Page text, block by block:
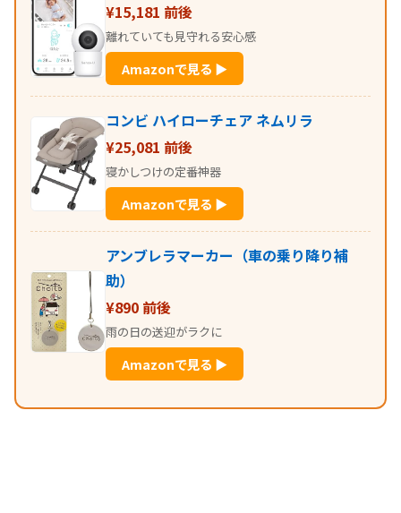
¥15,181 前後
離れていても見守れる安心感
Amazonで見る ▶
コンビ ハイローチェア ネムリラ
¥25,081 前後
寝かしつけの定番神器
Amazonで見る ▶
アンブレラマーカー（車の乗り降り補
助）
¥890 前後
雨の日の送迎がラクに
Amazonで見る ▶